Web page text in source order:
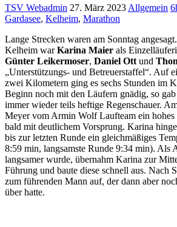
TSV Webadmin 27. März 2023 Allgemein
Gardasee, Kelheim, Marathon
Lange Strecken waren am Sonntag
Kelheim warKarina Maier als
Günter Leikermoser, Daniel Ott und
„Unterstützungs- und Betreuerstaffel“. Auf
zwei Kilometern ging es sechs Stunden im
Beginn noch mit den Läufern gnädig, so
immer wieder teils heftige Regenschauer.
Meyer vom Armin Wolf Laufteam ein
bald mit deutlichem Vorsprung. Karina
bis zur letzten Runde ein gleichmäßiges
8:59 min, langsamste Runde 9:34 min). Als
langsamer wurde, übernahm Karina zur
Führung und baute diese schnell aus. Nach
zum führenden Mann auf, der dann aber
über hatte.